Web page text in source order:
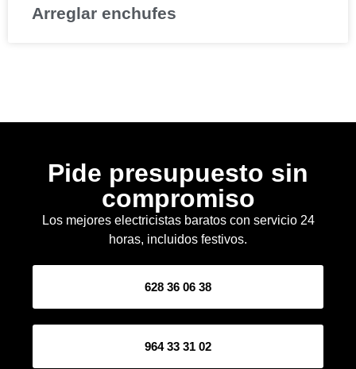
Arreglar enchufes
Pide presupuesto sin
compromiso
Los mejores electricistas baratos con servicio 24
horas, incluidos festivos.
628 36 06 38
964 33 31 02